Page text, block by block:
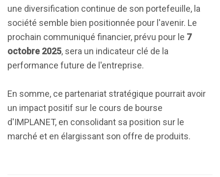
une diversification continue de son portefeuille, la
société semble bien positionnée pour l'avenir. Le
prochain communiqué financier, prévu pour le 7
octobre 2025, sera un indicateur clé de la
performance future de l'entreprise.
En somme, ce partenariat stratégique pourrait avoir
un impact positif sur le cours de bourse
d'IMPLANET, en consolidant sa position sur le
marché et en élargissant son offre de produits.